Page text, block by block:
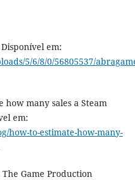
Disponível em:
5/6/8/0/56805537/
how many sales a Steam
em:
how-to-estimate-how-many-
Game Production